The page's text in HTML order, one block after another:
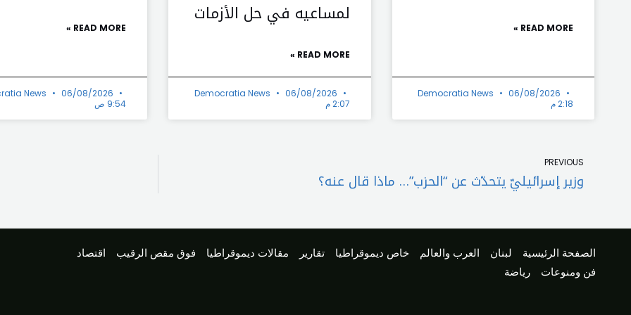
READ MORE »
Democratia News
06/08/2026
2:18 م
لمساعيه في حل الأزمات
READ MORE »
Democratia News
06/08/2026
2:07 م
READ MORE »
News
06/08/2026
9:54 ص
PREVIOUS
وزير إسرائيليّ يتحدّث عن “الحزب”… ماذا قال عنه؟
الصفحة الرئيسية لبنان العرب والعالم خاص ديموقراطيا تقارير مقالات ديموقراطيا فوق مقص الرقيب
اقتصاد
فن ومنوعات
رياضة